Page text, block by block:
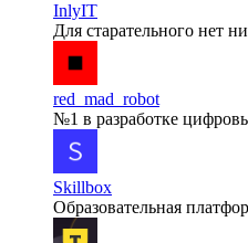
InlyIT
Для старательного нет
red_mad_robot
№1 в разработке
Skillbox
Образовательная